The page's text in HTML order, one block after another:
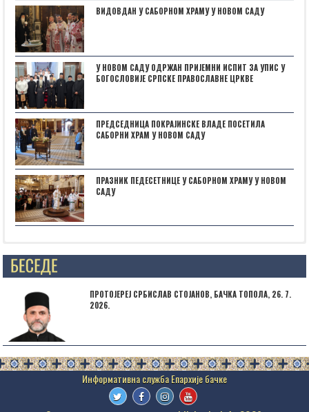
ВИДОВДАН У САБОРНОМ ХРАМУ У НОВОМ САДУ
У НОВОМ САДУ ОДРЖАН ПРИЈЕМНИ ИСПИТ ЗА УПИС У
БОГОСЛОВИЈЕ СРПСКЕ ПРАВОСЛАВНЕ ЦРКВЕ
ПРЕДСЕДНИЦА ПОКРАЈИНСКЕ ВЛАДЕ ПОСЕТИЛА
САБОРНИ ХРАМ У НОВОМ САДУ
ПРАЗНИК ПЕДЕСЕТНИЦЕ У САБОРНОМ ХРАМУ У НОВОМ
САДУ
Posts not found
ПРОТОЈЕРЕЈ СРБИСЛАВ СТОЈАНОВ, БАЧКА ТОПОЛА, 26. 7.
2026.